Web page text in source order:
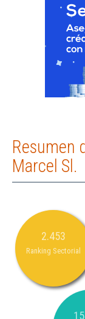
Resumen
Marcel Sl.
2.453
Ranking Sectorial